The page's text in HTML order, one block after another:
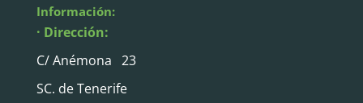
Información:
· Dirección:
C/ Anémona 23
SC. de Tenerife